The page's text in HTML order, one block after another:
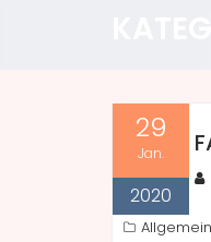
29
Jan.
2020
Allgemein